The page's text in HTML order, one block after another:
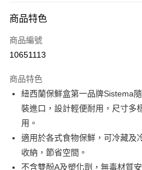
3 期 0 利率 每期
合作金庫商業銀行
上海商業儲蓄銀行
臺灣中小企業銀行
匯豐（台灣）商業銀行
聯邦商業銀行
元大商業銀行
玉山商業銀行
台灣樂天信用卡公司
合作金庫商業銀行
上海商業儲蓄銀行
國泰世華商業銀行
匯豐（台灣）商業銀行
聯邦商業銀行
元大商業銀行
玉山商業銀行
台新國際商業銀行
即享券
LINE Pay
Apple Pay
街口支付
Google Pay
大哥付你分期
商品特色
商品編號
10651113
商品特色
紐西蘭保鮮盒第一品牌Sistema
裝進口，設計輕便耐用，尺寸多
用。
適用於各式食物保鮮，可冷藏及
收納，節省空間。
不含雙酚A及塑化劑，無毒材質安